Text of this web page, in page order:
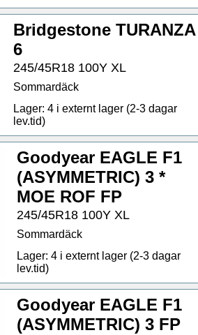
Bridgestone TURANZA
6
245/45R18 100Y XL
Sommardäck
Lager: 4 i externt lager (2-3 dagar
lev.tid)
Goodyear EAGLE F1
(ASYMMETRIC) 3 *
MOE ROF FP
245/45R18 100Y XL
Sommardäck
Lager: 4 i externt lager (2-3 dagar
lev.tid)
Goodyear EAGLE F1
(ASYMMETRIC) 3 FP